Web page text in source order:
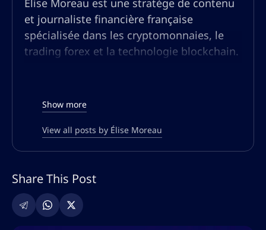
Élise Moreau est une stratège de contenu
et journaliste financière française
spécialisée dans les cryptomonnaies, le
trading forex et la technologie blockchain.
analysé les tendances du marché, rédigé
des rapports approfondis et éduqué les
traders sur l’évolution des actifs
numériques.
Reconnue pour sa capacité à simplifier des
couvert les principales avancées du Web3,
de la finance décentralisée (DeFi) et du
Show more
View all posts by Élise Moreau
Share This Post